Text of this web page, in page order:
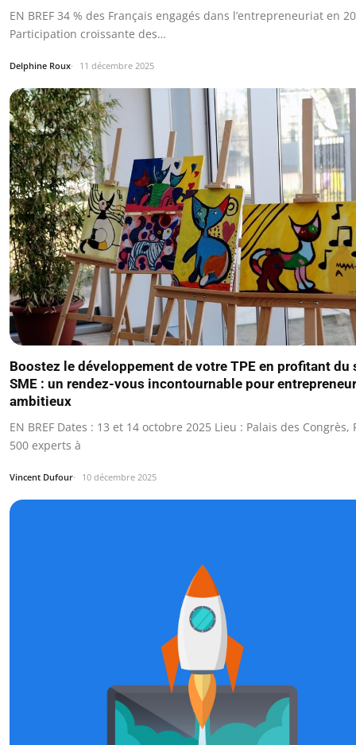
EN BREF 34 % des Français engagés dans l’entrepreneuriat en
Participation croissante des…
Delphine Roux 11 décembre 2025
Boostez le développement de votre TPE en profitant du
SME : un rendez-vous incontournable pour
ambitieux
EN BREF Dates : 13 et 14 octobre 2025 Lieu : Palais des Congrès,
500 experts à
Vincent Dufour 10 décembre 2025